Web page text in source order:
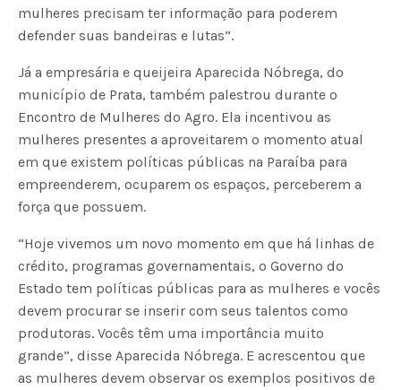
mulheres precisam ter informação para poderem
defender suas bandeiras e lutas”.
Já a empresária e queijeira Aparecida Nóbrega, do
município de Prata, também palestrou durante o
Encontro de Mulheres do Agro. Ela incentivou as
mulheres presentes a aproveitarem o momento atual
em que existem políticas públicas na Paraíba para
empreenderem, ocuparem os espaços, perceberem a
força que possuem.
“Hoje vivemos um novo momento em que há linhas de
crédito, programas governamentais, o Governo do
Estado tem políticas públicas para as mulheres e vocês
devem procurar se inserir com seus talentos como
produtoras. Vocês têm uma importância muito
grande”, disse Aparecida Nóbrega. E acrescentou que
as mulheres devem observar os exemplos positivos de